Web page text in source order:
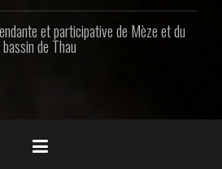
et participative de Mèze et du
bassin de Thau